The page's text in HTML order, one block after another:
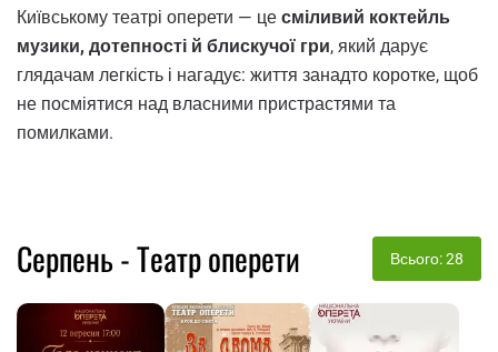
Київському театрі оперети — це сміливий коктейль
музики, дотепності й блискучої гри, який дарує
глядачам легкість і нагадує: життя занадто коротке, щоб
не посміятися над власними пристрастями та
помилками.
Серпень - Театр оперети Всього: 28